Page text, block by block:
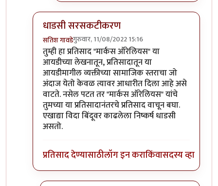
धाडसी सरसकटीकरण
सतिश गावडेगुरुवार, 11/08/2022 15:16
In reply toPrivileged sir,byभृशुंडी
तुम्ही हा प्रतिसाद "मार्कस ऑरेलियस" या
आयडीच्या लेखनातून, प्रतिसादातून या
आयडीमागील व्यक्तीच्या सामाजिक स्तराचा जो
अंदाज येतो केवळ त्यावर आधारीत दिला आहे असे
वाटते. नसेल पटत तर "मार्कस ऑरेलियस" यांचे
तुमच्या या प्रतिसादानंतरचे प्रतिसाद वाचून बघा.
एखाद्या विदा बिंदूवर काढलेला निष्कर्ष धाडसी
असतो.
प्रतिसाद देण्यासाठीलॉग इन कराकिंवासदस्य व्हा